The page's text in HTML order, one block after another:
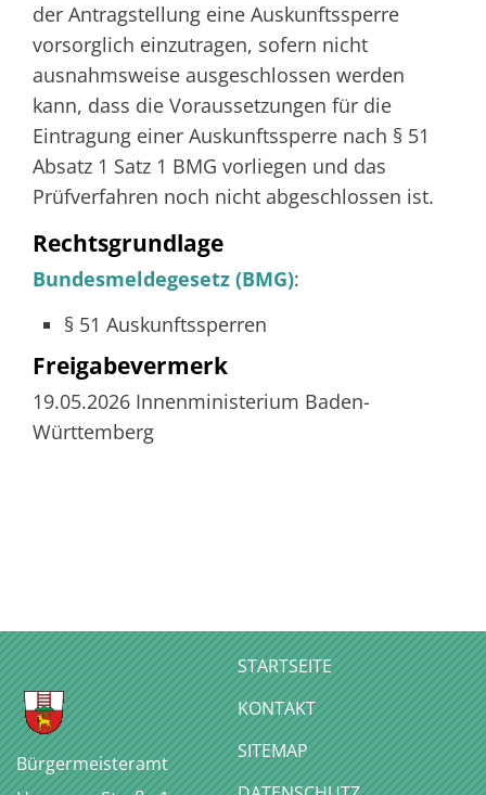
der Antragstellung eine Auskunftssperre
vorsorglich einzutragen, sofern nicht
ausnahmsweise ausgeschlossen werden
kann, dass die Voraussetzungen für die
Eintragung einer Auskunftssperre nach § 51
Absatz 1 Satz 1 BMG vorliegen und das
Prüfverfahren noch nicht abgeschlossen ist.
Rechtsgrundlage
Bundesmeldegesetz (BMG):
§ 51 Auskunftssperren
Freigabevermerk
19.05.2026 Innenministerium Baden-
Württemberg
Bürgermeisteramt
STARTSEITE
KONTAKT
SITEMAP